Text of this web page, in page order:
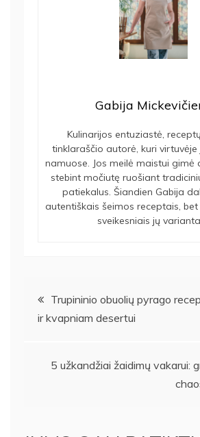
Gabija
Kulinarijos entuziastė,
tinklaraščio autorė, kuri
namuose. Jos meilė maistui gimė
stebint močiutę ruošiant
patiekalus. Šiandien Gabija
autentiškais šeimos receptais,
sveikesniais jų
Navigacija
tarp
įrašų
Trupininio obuolių pyrago
ir kvapniam desertui
5 užkandžiai žaidimų vakarui: